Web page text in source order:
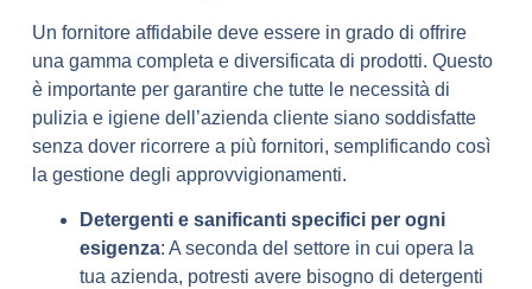
Un fornitore affidabile deve essere in grado di offrire
una gamma completa e diversificata di prodotti. Questo
è importante per garantire che tutte le necessità di
pulizia e igiene dell’azienda cliente siano soddisfatte
senza dover ricorrere a più fornitori, semplificando così
la gestione degli approvvigionamenti.
Detergenti e sanificanti specifici per ogni
esigenza: A seconda del settore in cui opera la
tua azienda, potresti avere bisogno di detergenti